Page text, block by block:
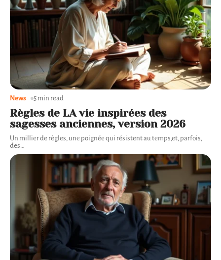
Règles de LA vie inspirées des
sagesses anciennes, version 2026
Un millier de règles, une poignée qui résistent au temps,et, parfois,
des…
News 5 min read